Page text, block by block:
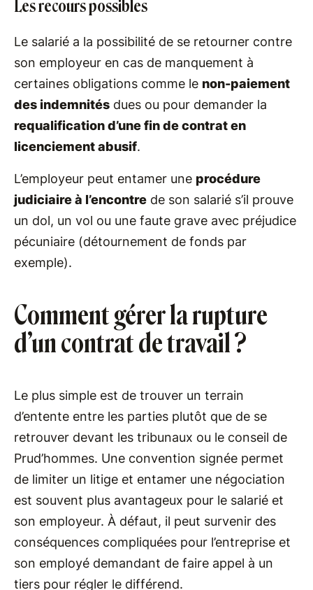
Les recours possibles
Le salarié a la possibilité de se retourner contre
son employeur en cas de manquement à
certaines obligations comme le non-paiement
des indemnités dues ou pour demander la
requalification d’une fin de contrat en
licenciement abusif.
L’employeur peut entamer une procédure
judiciaire à l’encontre de son salarié s’il prouve
un dol, un vol ou une faute grave avec préjudice
pécuniaire (détournement de fonds par
exemple).
Comment gérer la rupture
d’un contrat de travail ?
Le plus simple est de trouver un terrain
d’entente entre les parties plutôt que de se
retrouver devant les tribunaux ou le conseil de
Prud’hommes. Une convention signée permet
de limiter un litige et entamer une négociation
est souvent plus avantageux pour le salarié et
son employeur. À défaut, il peut survenir des
conséquences compliquées pour l’entreprise et
son employé demandant de faire appel à un
tiers pour régler le différend.